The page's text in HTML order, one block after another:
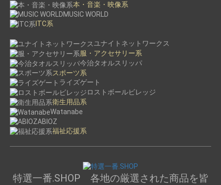
本・音楽・映像系
MUSIC WORLD
ITC系
ユナイトネットワークス
服・アクセサリー系
今治タオルスリッパ
スポーツ系
ライズゲート
ロストボールビレッジ
衛生用品系
Watanabe
ABIOZ
福祉応援系
特選一番.SHOP 各地の厳選された商品を皆